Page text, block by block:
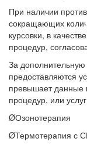
При наличии
сокращающих
курсовки, в
процедур,
За
предоставляются
превышает данные
процедур, или
ØОзонотерапия
ØТермотерапия с